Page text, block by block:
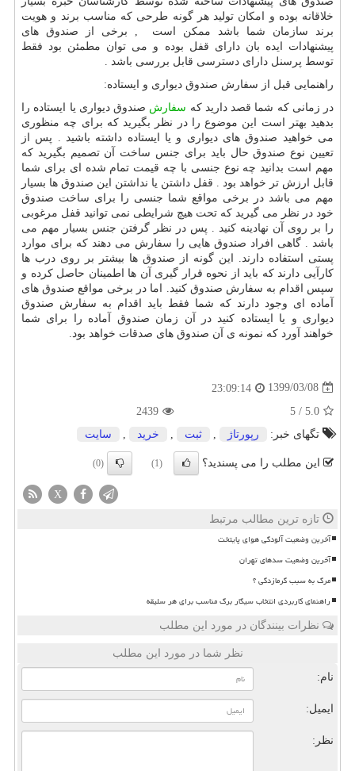
خلاقانه بوده و امکان تولید هر گونه طرحی که مناسب برند و هویت
برند سازمان شما باشد ممکن است , برخی از صندوق های
پیشنهادات ایده بان دارای قفل بوده و می توان مطمئن بود فقط
توسط پرسنل دارای دسترسی قابل بررسی باشد .
راهنمایی قبل از سفارش صندوق دیواری و ایستاده:
در زمانی که شما قصد دارید که سفارش صندوق دیواری یا ایستاده را
بدهید بهتر است این موضوع را در نظر بگیرید که برای چه منظوری
می خواهید صندوق های دیواری و یا ایستاده داشته باشید . پس از
تعیین نوع صندوق حال باید برای جنس ساخت آن تصمیم بگیرید که
مهم است بدانید چه نوع جنسی با چه قیمت تمام شده ای برای شما
قابل ارزش تر خواهد بود . قفل داشتن یا نداشتن این صندوق ها بسیار
مهم می باشد در برخی مواقع شما جنسی را برای ساخت صندوق
خود در نظر می گیرید که تحت هیچ شرایطی نمی توانید قفل مرغوبی
را بر روی آن نهادینه کنید . پس در نظر گرفتن جنس بسیار مهم می
باشد . گاهی افراد صندوق هایی را سفارش می دهند که برای موارد
پستی استفاده دارند. این گونه از صندوق ها بیشتر بر روی درب ها
کارآیی دارند که باید از نحوه قرار گیری آن ها اطمینان حاصل کرده و
سپس اقدام به سفارش صندوق کنید. اما در برخی مواقع صندوق های
آماده ای وجود دارند که شما فقط باید اقدام به سفارش صندوق
دیواری و یا ایستاده کنید در آن زمان صندوق آماده را برای شما
خواهند آورد که نمونه ی آن صندوق های صدقات خواهد بود.
1399/03/08
23:09:14
5.0
/
5
2439
تگهای خبر:
رپورتاژ ثبت خرید سایت
این مطلب را می پسندید؟ (1)
(0)
X
تازه ترین مطالب مرتبط
آخرین وضعیت آلودگی هوای پایتخت
آخرین وضعیت سدهای تهران
مرگ به سبب گرمازدگی ؟
راهنمای کاربردی انتخاب سیگار برگ مناسب برای هر سلیقه
نظرات بینندگان در مورد این مطلب
نظر شما در مورد این مطلب
نام:
ایمیل:
نظر: